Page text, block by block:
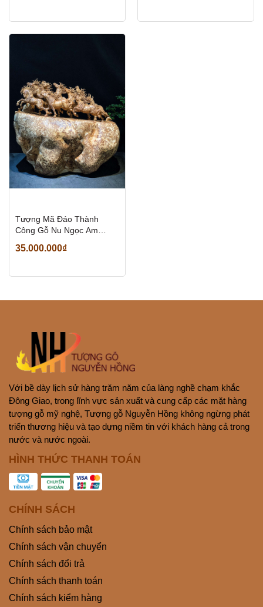
Tượng Mã Đáo Thành
Công Gỗ Nu Ngọc Am
35.000.000₫
Với bề dày lịch sử hàng trăm năm của làng nghề chạm khắc
Đông Giao, trong lĩnh vực sản xuất và cung cấp các mặt hàng
tượng gỗ mỹ nghệ, Tượng gỗ Nguyễn Hồng không ngừng phát
triển thương hiệu và tạo dựng niềm tin với khách hàng cả trong
nước và nước ngoài.
HÌNH THỨC THANH TOÁN
CHÍNH SÁCH
Chính sách bảo mật
Chính sách vận chuyển
Chính sách đổi trả
Chính sách thanh toán
Chính sách kiểm hàng